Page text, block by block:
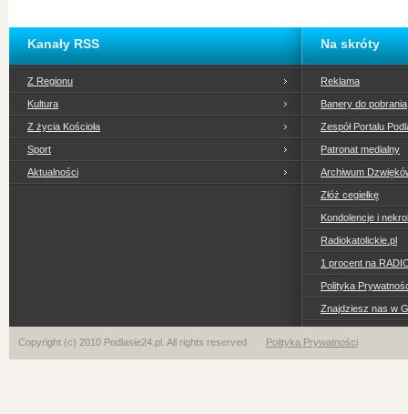
Kanały RSS
Z Regionu
Kultura
Z życia Kościoła
Sport
Aktualności
Na skróty
Reklama
Banery do pobrania
Zespół Portalu
Patronat medialny
Archiwum
Złóż cegiełkę
Kondolencje i
Radiokatolickie.pl
1 procent na
Polityka
Znajdziesz nas w
Copyright (c) 2010 Podlasie24.pl. All rights reserved Polityka Prywatności